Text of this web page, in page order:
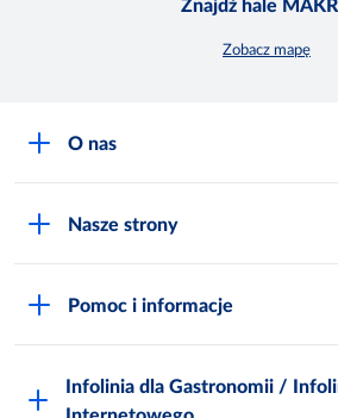
Znajdź hale
Zobacz mapę
O nas
Zgłoś naruszenie
Nasze strony
Polskie Skarby Kulinarne
Pomoc i informacje
FAQ
Infolinia dla Gastronomii /